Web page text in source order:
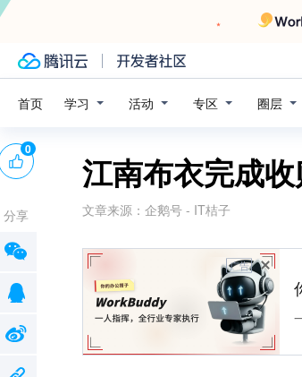
首页 学习 活动 专区 圈层
江南布衣完成
文章来源： 企鹅号 - IT桔子
广告
0
分享